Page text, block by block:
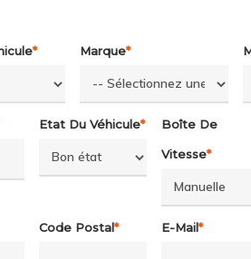
* Marque*
Etat Du Véhicule* Boîte De
Vitesse*
Code Postal* E-Mail*